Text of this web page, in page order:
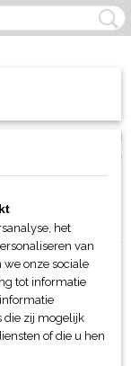
(0)
het
van
we onze sociale
tot informatie
die zij mogelijk
of die u hen